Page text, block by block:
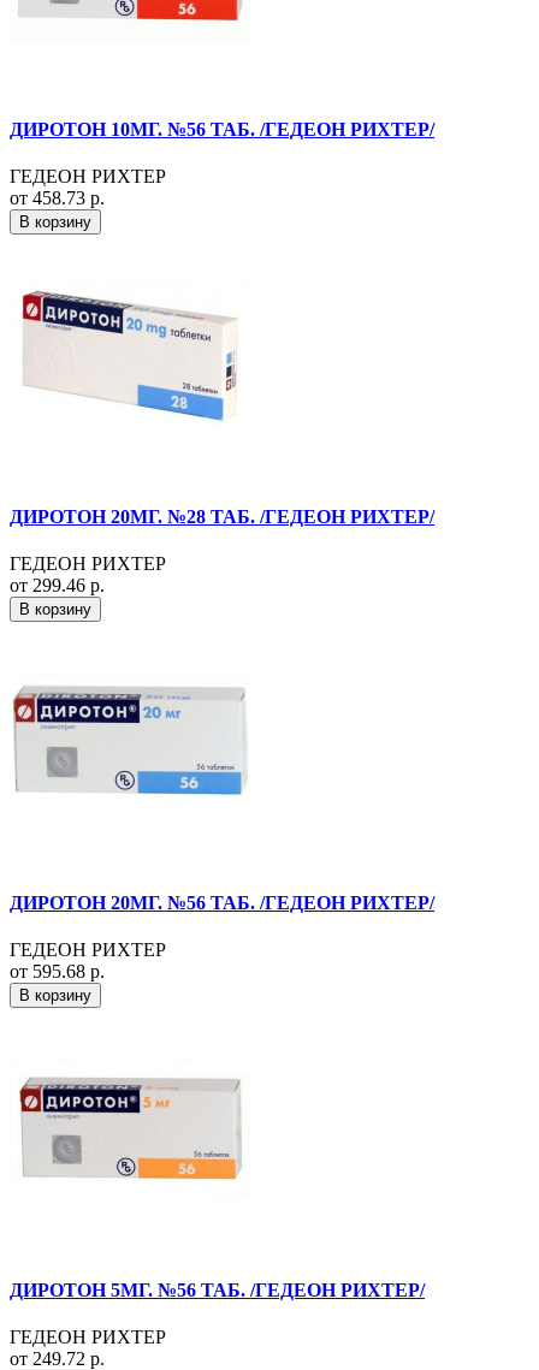
ДИРОТОН 10МГ. №56 ТАБ. /ГЕДЕОН РИХТЕР/
ГЕДЕОН РИХТЕР
от 458.73 р.
В корзину
ДИРОТОН 20МГ. №28 ТАБ. /ГЕДЕОН РИХТЕР/
ГЕДЕОН РИХТЕР
от 299.46 р.
В корзину
ДИРОТОН 20МГ. №56 ТАБ. /ГЕДЕОН РИХТЕР/
ГЕДЕОН РИХТЕР
от 595.68 р.
В корзину
ДИРОТОН 5МГ. №56 ТАБ. /ГЕДЕОН РИХТЕР/
ГЕДЕОН РИХТЕР
от 249.72 р.